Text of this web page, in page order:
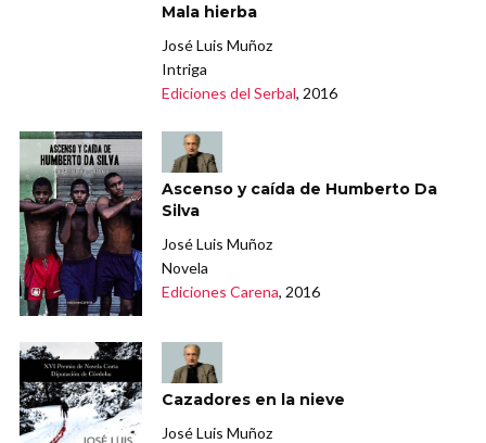
Mala hierba
José Luis Muñoz
Intriga
Ediciones del Serbal, 2016
Ascenso y caída de Humberto Da
Silva
José Luis Muñoz
Novela
Ediciones Carena, 2016
Cazadores en la nieve
José Luis Muñoz